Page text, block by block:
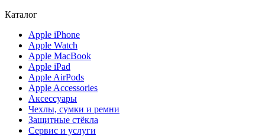
Каталог
Apple iPhone
Apple Watch
Apple MacBook
Apple iPad
Apple AirPods
Apple Accessories
Аксессуары
Чехлы, сумки и ремни
Защитные стёкла
Сервис и услуги